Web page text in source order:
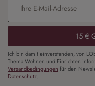
15 €
Ich bin damit einverstanden, von
Thema Wohnen und Einrichten
Versandbedingungen für den
Datenschutz.